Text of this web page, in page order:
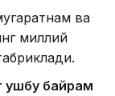
ва
миллий
байрам